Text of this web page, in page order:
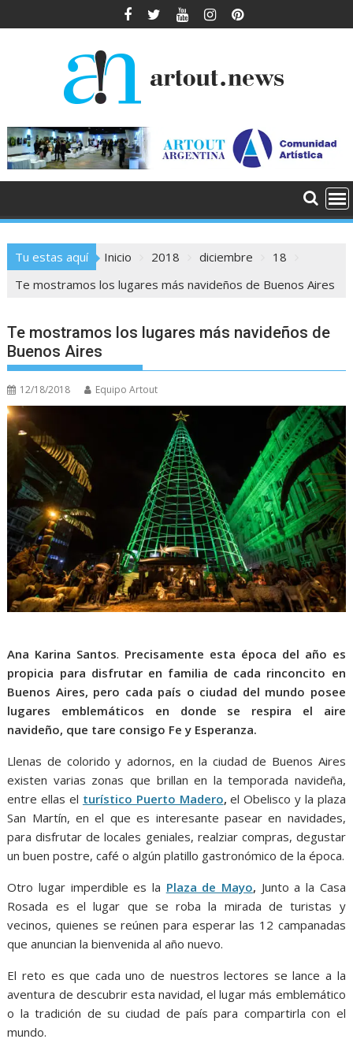
al
Tu estas aquí Inicio 2018 diciembre
18
Te mostramos los lugares más navideños de Buenos Aires
Te mostramos los lugares más navideños de
Buenos Aires
12/18/2018 Equipo Artout
Ana Karina Santos. Precisamente esta época del año es
propicia para disfrutar en familia de cada rinconcito en
Buenos Aires, pero cada país o ciudad del mundo posee
lugares emblemáticos en donde se respira el aire
navideño, que tare consigo Fe y Esperanza.
Llenas de colorido y adornos, en la ciudad de Buenos Aires
existen varias zonas que brillan en la temporada navideña,
entre ellas el turístico Puerto Madero, el Obelisco y la plaza
San Martín, en el que es interesante pasear en navidades,
para disfrutar de locales geniales, realziar compras, degustar
un buen postre, café o algún platillo gastronómico de la época.
Otro lugar imperdible es la Plaza de Mayo, Junto a la Casa
Rosada es el lugar que se roba la mirada de turistas y
vecinos, quienes se reúnen para esperar las 12 campanadas
que anuncian la bienvenida al año nuevo.
El reto es que cada uno de nuestros lectores se lance a la
aventura de descubrir esta navidad, el lugar más emblemático
o la tradición de su ciudad de país para compartirla con el
mundo.